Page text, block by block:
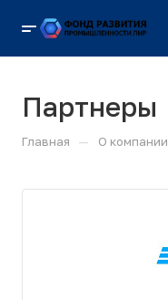
Партнеры
Главная — О компании